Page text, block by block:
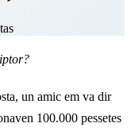
un amic em va dir
100.000 pessetes